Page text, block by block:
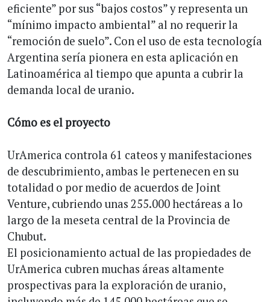
eficiente” por sus “bajos costos” y representa un
“mínimo impacto ambiental” al no requerir la
“remoción de suelo”. Con el uso de esta tecnología
Argentina sería pionera en esta aplicación en
Latinoamérica al tiempo que apunta a cubrir la
demanda local de uranio.
Cómo es el proyecto
UrAmerica controla 61 cateos y manifestaciones
de descubrimiento, ambas le pertenecen en su
totalidad o por medio de acuerdos de Joint
Venture, cubriendo unas 255.000 hectáreas a lo
largo de la meseta central de la Provincia de
Chubut.
El posicionamiento actual de las propiedades de
UrAmerica cubren muchas áreas altamente
prospectivas para la exploración de uranio,